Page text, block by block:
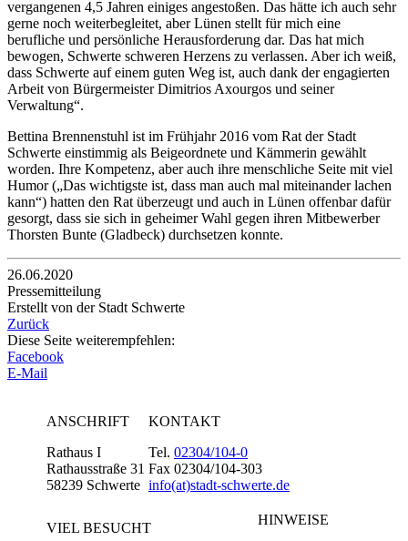
vergangenen 4,5 Jahren einiges angestoßen. Das hätte ich auch sehr
gerne noch weiterbegleitet, aber Lünen stellt für mich eine
berufliche und persönliche Herausforderung dar. Das hat mich
bewogen, Schwerte schweren Herzens zu verlassen. Aber ich weiß,
dass Schwerte auf einem guten Weg ist, auch dank der engagierten
Arbeit von Bürgermeister Dimitrios Axourgos und seiner
Verwaltung“.
Bettina Brennenstuhl ist im Frühjahr 2016 vom Rat der Stadt
Schwerte einstimmig als Beigeordnete und Kämmerin gewählt
worden. Ihre Kompetenz, aber auch ihre menschliche Seite mit viel
Humor („Das wichtigste ist, dass man auch mal miteinander lachen
kann“) hatten den Rat überzeugt und auch in Lünen offenbar dafür
gesorgt, dass sie sich in geheimer Wahl gegen ihren Mitbewerber
Thorsten Bunte (Gladbeck) durchsetzen konnte.
26.06.2020
Pressemitteilung
Erstellt von der Stadt Schwerte
Zurück
Diese Seite weiterempfehlen:
Facebook
E-Mail
ANSCHRIFT
Rathaus I
Rathausstraße 31
58239 Schwerte
KONTAKT
Tel. 02304/104-0
Fax 02304/104-303
info(at)stadt-schwerte.de
VIEL BESUCHT
HINWEISE